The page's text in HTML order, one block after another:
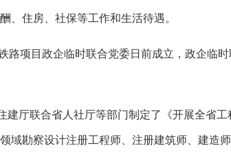
、住房、社保等工作和生活待遇。
项目政企临时联合党委日前成立，政企临
厅联合省人社厅等部门制定了《开展全省工
域勘察设计注册工程师、注册建筑师、建造